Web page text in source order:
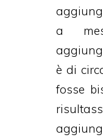
a
è di
fosse